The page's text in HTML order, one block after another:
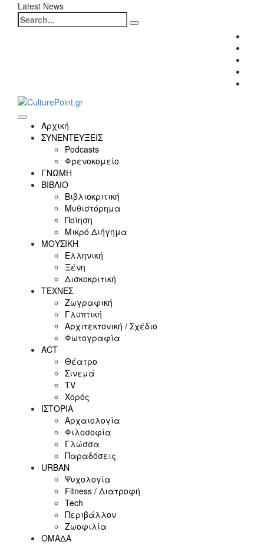
Latest News
Search
for:
Αρχική
ΣΥΝΕΝΤΕΥΞΕΙΣ
Podcasts
Φρενοκομείο
ΓΝΩΜΗ
ΒΙΒΛΙΟ
Βιβλιοκριτική
Μυθιστόρημα
Ποίηση
Μικρό Διήγημα
ΜΟΥΣΙΚΗ
Ελληνική
Ξένη
Δισκοκριτική
ΤΕΧΝΕΣ
Ζωγραφική
Γλυπτική
Αρχιτεκτονική / Σχέδιο
Φωτογραφία
ACT
Θέατρο
Σινεμά
ΤV
Χορός
ΙΣΤΟΡΙΑ
Αρχαιολογία
Φιλοσοφία
Γλώσσα
Παραδόσεις
URBAN
Ψυχολογία
Fitness / Διατροφή
Tech
Περιβάλλον
Ζωοφιλία
ΟΜΑΔΑ